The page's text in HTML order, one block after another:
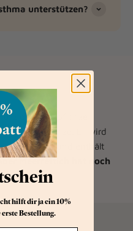
unterstützen?
oder Heilpflanze
der Pflanze. Er wird
verwendet und enthält
Meerrettich hat noch
hilft dir ja ein 10%
Bestellung.